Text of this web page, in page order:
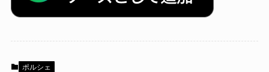
ポルシェ